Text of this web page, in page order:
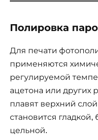
Полировка
Для печати
применяются
регулируемой
ацетона или других
плавят верхний
становится
цельной.